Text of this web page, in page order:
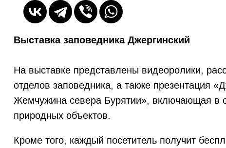
Выставка заповедника Джергинский
На выставке представлены видеоролики,
отделов заповедника, а также презентация
Жемчужина севера Бурятии», включающая в
природных объектов.
Кроме того, каждый посетитель получит